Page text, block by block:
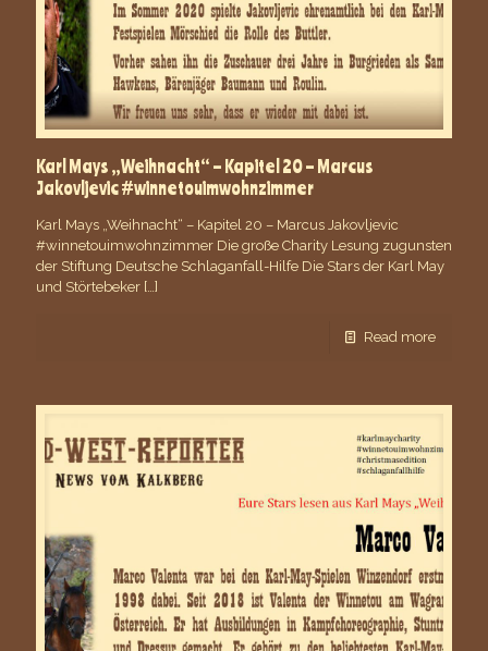
Karl Mays „Weihnacht“ – Kapitel 20 – Marcus
Jakovljevic #winnetouimwohnzimmer
Karl Mays „Weihnacht“ – Kapitel 20 – Marcus Jakovljevic
#winnetouimwohnzimmer Die große Charity Lesung zugunsten
der Stiftung Deutsche Schlaganfall-Hilfe Die Stars der Karl May
und Störtebeker […]
Read more